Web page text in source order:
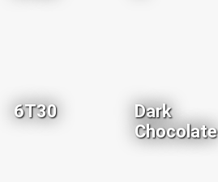
6T30
Dark
Chocolate